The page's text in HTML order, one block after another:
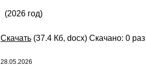
(2026 год)
Скачать (37.4 Кб, docx) Скачано: 0 раз
28.05.2026